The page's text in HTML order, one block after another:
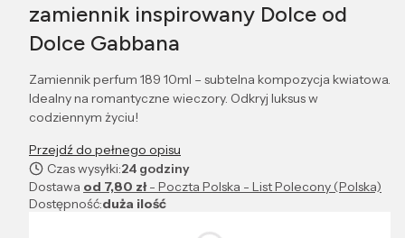
zamiennik inspirowany Dolce od
Dolce Gabbana
Zamiennik perfum 189 10ml – subtelna kompozycja kwiatowa.
Idealny na romantyczne wieczory. Odkryj luksus w
codziennym życiu!
Przejdź do pełnego opisu
Czas wysyłki:24 godziny
Dostawa od 7,80 zł- Poczta Polska - List Polecony (Polska)
Dostępność:duża ilość